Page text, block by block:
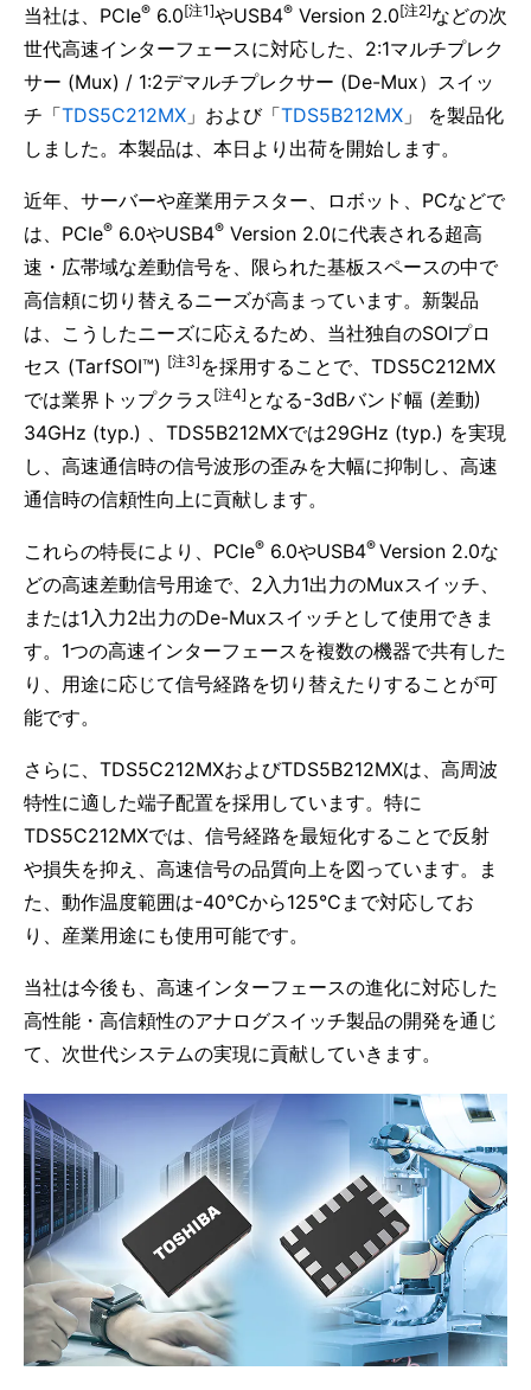
当社は、PCIe® 6.0[注1]やUSB4® Version 2.0[注2]などの次
世代高速インターフェースに対応した、2:1マルチプレク
サー (Mux) / 1:2デマルチプレクサー (De-Mux）スイッ
チ「TDS5C212MX 」および「TDS5B212MX 」 を製品化
しました。本製品は、本日より出荷を開始します。
近年、サーバーや産業用テスター、ロボット、PCなどで
は、PCIe® 6.0やUSB4® Version 2.0に代表される超高
速・広帯域な差動信号を、限られた基板スペースの中で
高信頼に切り替えるニーズが高まっています。新製品
は、こうしたニーズに応えるため、当社独自のSOIプロ
セス (TarfSOI™) [注3] を採用することで、TDS5C212MX
では業界トップクラス [注4] となる-3dBバンド幅 (差動)
34GHz (typ.) 、TDS5B212MXでは29GHz (typ.) を実現
し、高速通信時の信号波形の歪みを大幅に抑制し、高速
通信時の信頼性向上に貢献します。
これらの特長により、PCIe® 6.0やUSB4® Version 2.0な
どの高速差動信号用途で、2入力1出力のMuxスイッチ、
または1入力2出力のDe-Muxスイッチとして使用できま
す。1つの高速インターフェースを複数の機器で共有した
り、用途に応じて信号経路を切り替えたりすることが可
能です。
さらに、TDS5C212MXおよびTDS5B212MXは、高周波
特性に適した端子配置を採用しています。特に
TDS5C212MXでは、信号経路を最短化することで反射
や損失を抑え、高速信号の品質向上を図っています。ま
た、動作温度範囲は-40°Cから125°Cまで対応してお
り、産業用途にも使用可能です。
当社は今後も、高速インターフェースの進化に対応した
高性能・高信頼性のアナログスイッチ製品の開発を通じ
て、次世代システムの実現に貢献していきます。